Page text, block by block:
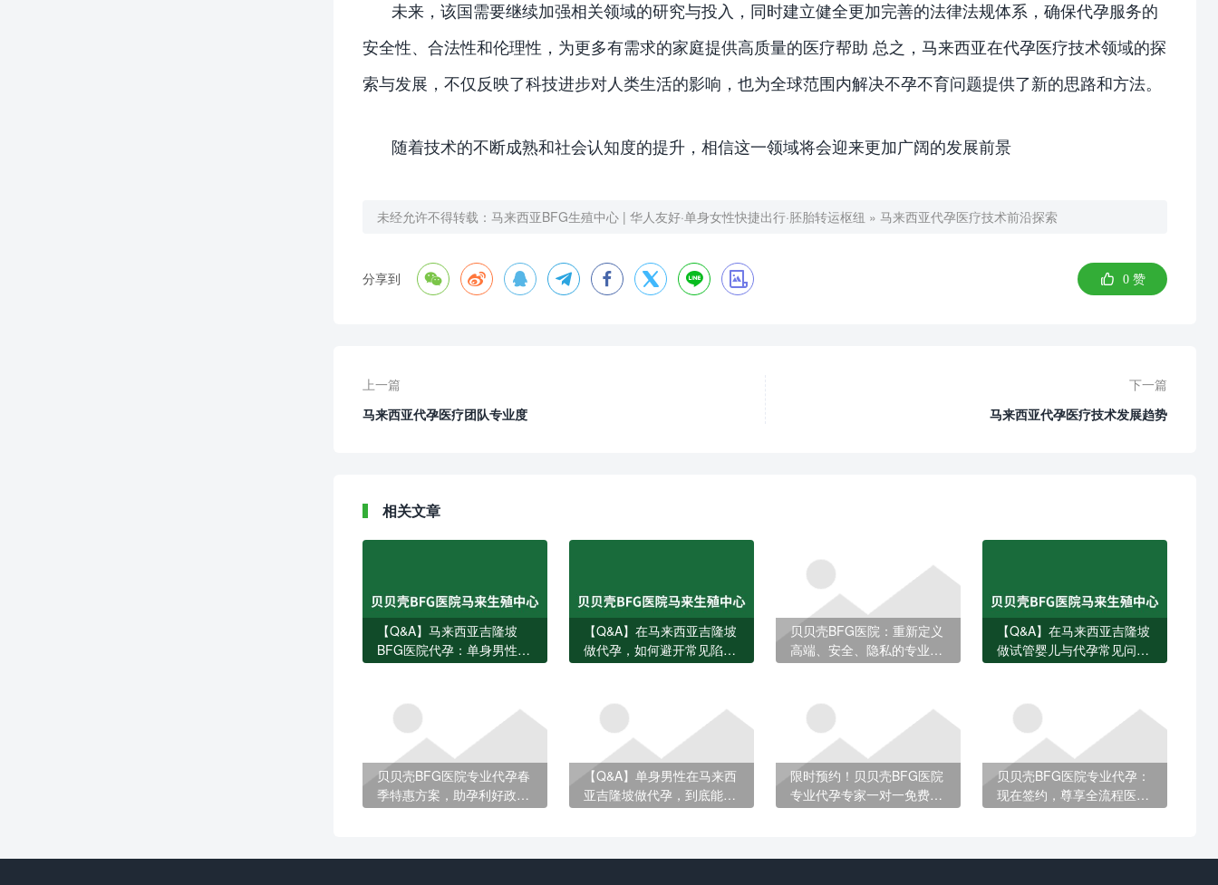
未来，该国需要继续加强相关领域的研究与投入，同时建立健全更加完善的法律法规体系，确保代孕服务的
安全性、合法性和伦理性，为更多有需求的家庭提供高质量的医疗帮助 总之，马来西亚在代孕医疗技术领域的探
索与发展，不仅反映了科技进步对人类生活的影响，也为全球范围内解决不孕不育问题提供了新的思路和方法。
随着技术的不断成熟和社会认知度的提升，相信这一领域将会迎来更加广阔的发展前景
未经允许不得转载： 马来西亚BFG生殖中心 | 华人友好·单身女性快捷出行·胚胎转运枢纽 » 马来西亚代孕医疗技术前沿探索
分享到          0 赞
上一篇
马来西亚代孕医疗团队专业度
下一篇
马来西亚代孕医疗技术发展趋势
相关文章
【Q&A】马来西亚吉隆坡
BFG医院代孕：单身男性如
【Q&A】在马来西亚吉隆坡
做代孕，如何避开常见陷
贝贝壳BFG医院：重新定义
高端、安全、隐私的专业代
【Q&A】在马来西亚吉隆坡
做试管婴儿与代孕常见问题
贝贝壳BFG医院专业代孕春
季特惠方案，助孕利好政策
【Q&A】单身男性在马来西
亚吉隆坡做代孕，到底能不
限时预约！贝贝壳BFG医院
专业代孕专家一对一免费定
贝贝壳BFG医院专业代孕：
现在签约，尊享全流程医疗